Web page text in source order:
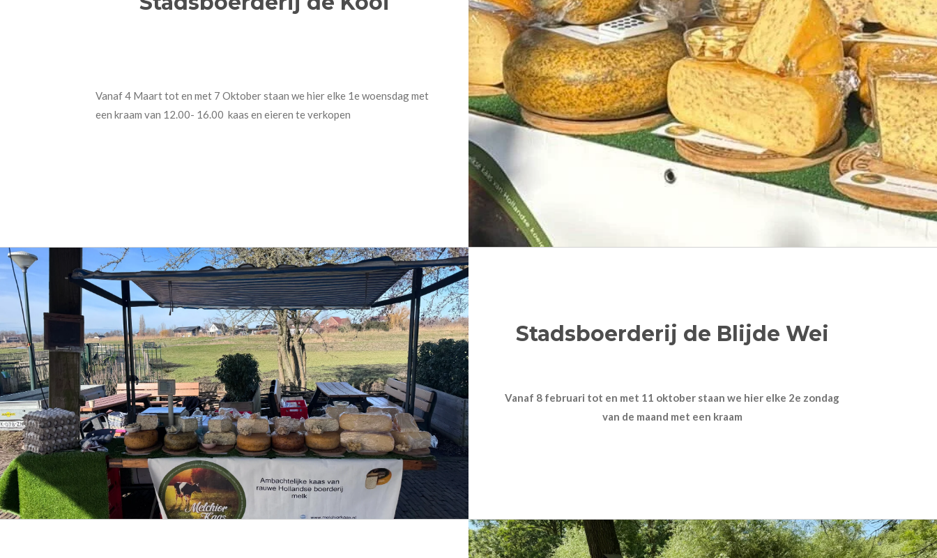
Vanaf 4 Maart tot en met 7 Oktober staan we hier elke 1e woensdag met
een kraam van 12.00- 16.00 kaas en eieren te verkopen
Stadsboerderij de Blijde Wei
Vanaf 8 februari tot en met 11 oktober staan we hier elke 2e zondag
van de maand met een kraam